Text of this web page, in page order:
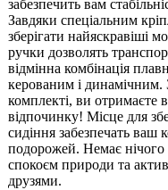
забезпечить вам
Завдяки спеціальним
зберігати найяскравіші
ручки дозволять
відмінна комбінація
керованим і динамічним.
комплекті, ви отримаєте
відпочинку! Місце для
сидіння забезпечать ваш
подорожей. Немає
спокоєм природи та
друзями.